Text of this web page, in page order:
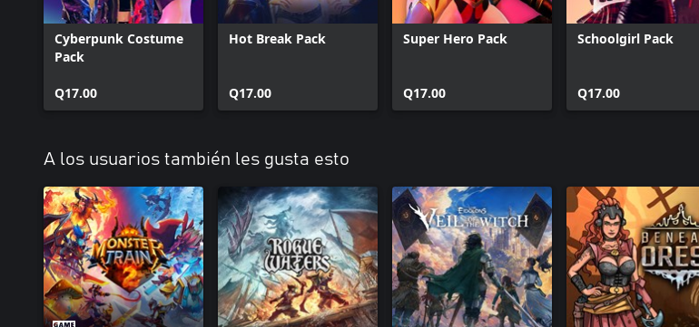
Cyberpunk Costume
Pack
Q17.00
Hot Break Pack
Q17.00
Super Hero Pack
Q17.00
Schoolgirl Pack
Q17.00
A los usuarios también les gusta esto